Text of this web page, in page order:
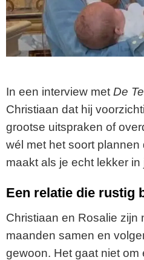
In een interview met De
Christiaan dat hij
grootse uitspraken of
wél met het soort plannen
maakt als je echt lekker in
Een relatie die rustig
Christiaan en Rosalie zijn
maanden samen en
gewoon. Het gaat niet om